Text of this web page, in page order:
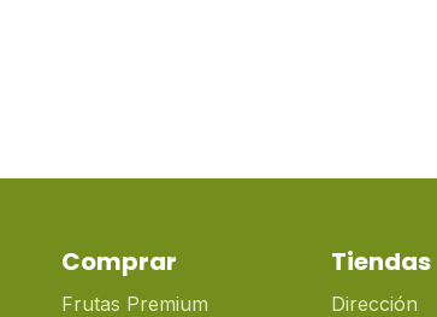
Tiendas
Dirección
Comprar
Frutas Premium